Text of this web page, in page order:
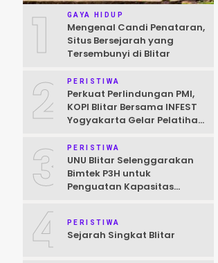
1 GAYA HIDUP
Mengenal Candi Penataran,
Situs Bersejarah yang
Tersembunyi di Blitar
2 PERISTIWA
Perkuat Perlindungan PMI,
KOPI Blitar Bersama INFEST
Yogyakarta Gelar Pelatihan
3 PERISTIWA
UNU Blitar Selenggarakan
Bimtek P3H untuk
Penguatan Kapasitas
4 PERISTIWA
Sejarah Singkat Blitar